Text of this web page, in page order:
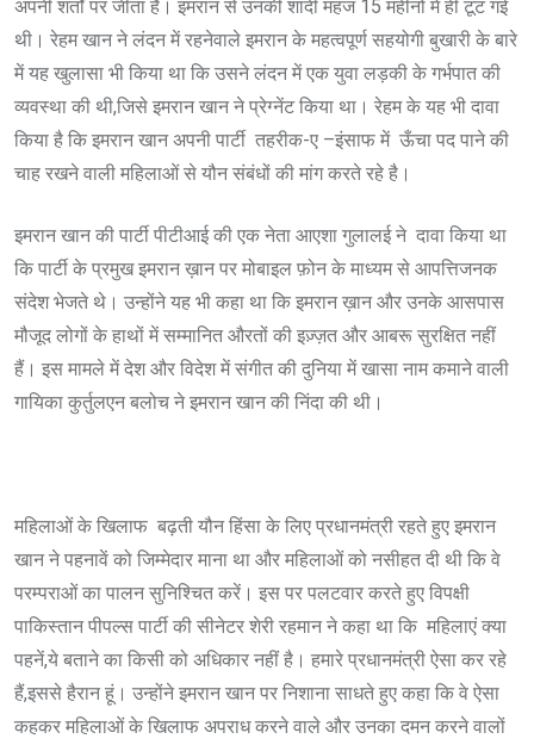
अपनी शर्तों पर जीता है। इमरान से उनकी शादी महज 15 महीनों में ही टूट गई
थी। रेहम खान ने लंदन में रहनेवाले इमरान के महत्वपूर्ण सहयोगी बुखारी के बारे
में यह खुलासा भी किया था कि उसने लंदन में एक युवा लड़की के गर्भपात की
व्यवस्था की थी,जिसे इमरान खान ने प्रेग्नेंट किया था। रेहम के यह भी दावा
किया है कि इमरान खान अपनी पार्टी तहरीक-ए –इंसाफ में ऊँचा पद पाने की
चाह रखने वाली महिलाओं से यौन संबंधों की मांग करते रहे है।
इमरान खान की पार्टी पीटीआई की एक नेता आएशा गुलालई ने दावा किया था
कि पार्टी के प्रमुख इमरान ख़ान पर मोबाइल फ़ोन के माध्यम से आपत्तिजनक
संदेश भेजते थे। उन्होंने यह भी कहा था कि इमरान ख़ान और उनके आसपास
मौजूद लोगों के हाथों में सम्मानित औरतों की इज़्ज़त और आबरू सुरक्षित नहीं
हैं। इस मामले में देश और विदेश में संगीत की दुनिया में खासा नाम कमाने वाली
गायिका कुर्तुलएन बलोच ने इमरान खान की निंदा की थी।
महिलाओं के खिलाफ बढ़ती यौन हिंसा के लिए प्रधानमंत्री रहते हुए इमरान
खान ने पहनावें को जिम्मेदार माना था और महिलाओं को नसीहत दी थी कि वे
परम्पराओं का पालन सुनिश्चित करें। इस पर पलटवार करते हुए विपक्षी
पाकिस्तान पीपल्स पार्टी की सीनेटर शेरी रहमान ने कहा था कि महिलाएं क्या
पहनें,ये बताने का किसी को अधिकार नहीं है। हमारे प्रधानमंत्री ऐसा कर रहे
हैं,इससे हैरान हूं। उन्होंने इमरान खान पर निशाना साधते हुए कहा कि वे ऐसा
कहकर महिलाओं के खिलाफ अपराध करने वाले और उनका दमन करने वालों